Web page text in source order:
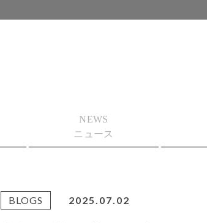
NEWS
ニュース
BLOGS 2025.07.02